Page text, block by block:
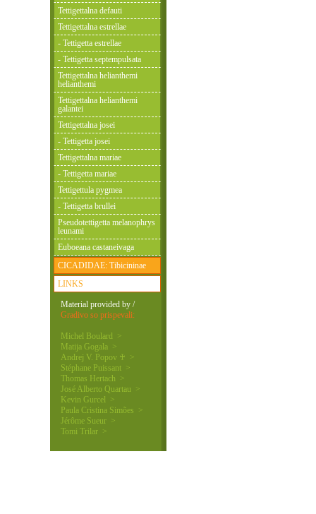
Tettigettalna defauti
Tettigettalna estrellae
- Tettigetta estrellae
- Tettigetta septempulsata
Tettigettalna helianthemi
helianthemi
Tettigettalna helianthemi
galantei
Tettigettalna josei
- Tettigetta josei
Tettigettalna mariae
- Tettigetta mariae
Tettigettula pygmea
- Tettigetta brullei
Pseudotettigetta melanophrys
leunami
Euboeana castaneivaga
CICADIDAE: Tibicininae
LINKS
Material provided by /
Gradivo so prispevali:
Michel Boulard >
Matija Gogala >
Andrej V. Popov ♰ >
Stéphane Puissant >
Thomas Hertach >
José Alberto Quartau >
Kevin Gurcel >
Paula Cristina Simões >
Jérôme Sueur >
Tomi Trilar >